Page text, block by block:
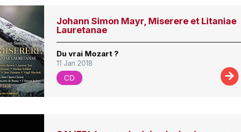
Johann Simon Mayr, Miserere et Litaniae
Lauretanae
Du vrai Mozart ?
11 Jan 2018
CD